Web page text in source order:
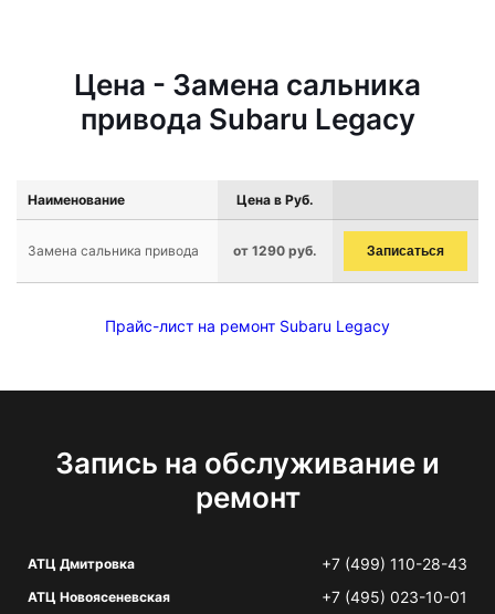
Цена - Замена сальника
привода Subaru Legacy
Наименование Цена в Руб.
Замена сальника привода от 1290 руб. Записаться
Прайс-лист на ремонт Subaru Legacy
Запись на обслуживание и
ремонт
АТЦ Дмитровка +7 (499) 110-28-43
АТЦ Новоясеневская +7 (495) 023-10-01